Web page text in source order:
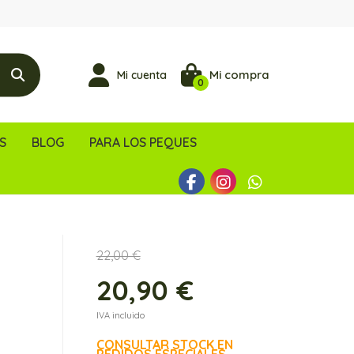
Mi cuenta Mi compra
0
BLOG PARA LOS PEQUES
22,00 €
20,90 €
IVA incluido
CONSULTAR STOCK EN